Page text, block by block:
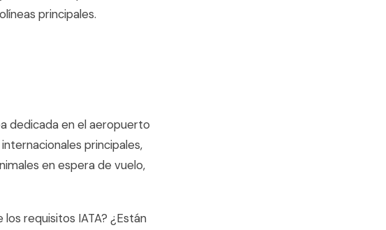
principales.
dedicada en el aeropuerto
principales,
en espera de vuelo,
requisitos IATA? ¿Están